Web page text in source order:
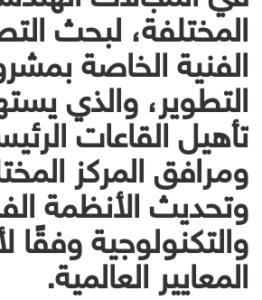
المختلفة، لبحث
الفنية الخاصة
التطوير، والذي
تأهيل القاعات
ومرافق المركز
وتحديث الأنظمة
والتكنولوجية
المعايير العالمية.